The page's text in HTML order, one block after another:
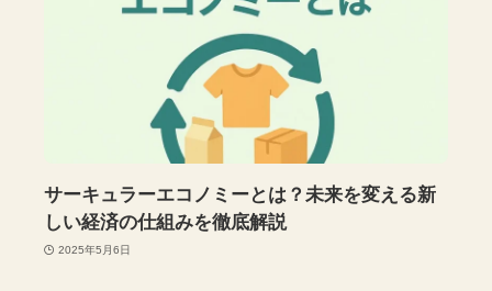
サーキュラーエコノミーとは？未来を変える新
しい経済の仕組みを徹底解説
2025年5月6日